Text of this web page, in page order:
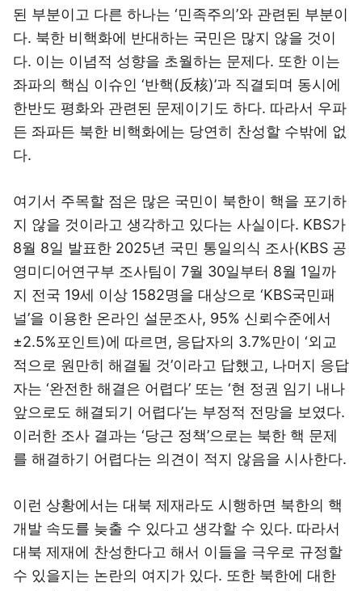
된 부분이고 다른 하나는 ‘민족주의’와 관련된 부분이
다. 북한 비핵화에 반대하는 국민은 많지 않을 것이
다. 이는 이념적 성향을 초월하는 문제다. 또한 이는
좌파의 핵심 이슈인 ‘반핵(反核)’과 직결되며 동시에
한반도 평화와 관련된 문제이기도 하다. 따라서 우파
든 좌파든 북한 비핵화에는 당연히 찬성할 수밖에 없
다.
여기서 주목할 점은 많은 국민이 북한이 핵을 포기하
지 않을 것이라고 생각하고 있다는 사실이다. KBS가
8월 8일 발표한 2025년 국민 통일의식 조사(KBS 공
영미디어연구부 조사팀이 7월 30일부터 8월 1일까
지 전국 19세 이상 1582명을 대상으로 ‘KBS국민패
널’을 이용한 온라인 설문조사, 95% 신뢰수준에서
±2.5%포인트)에 따르면, 응답자의 3.7%만이 ‘외교
적으로 원만히 해결될 것’이라고 답했고, 나머지 응답
자는 ‘완전한 해결은 어렵다’ 또는 ‘현 정권 임기 내나
앞으로도 해결되기 어렵다’는 부정적 전망을 보였다.
이러한 조사 결과는 ‘당근 정책’으로는 북한 핵 문제
를 해결하기 어렵다는 의견이 적지 않음을 시사한다.
이런 상황에서는 대북 제재라도 시행하면 북한의 핵
개발 속도를 늦출 수 있다고 생각할 수 있다. 따라서
대북 제재에 찬성한다고 해서 이들을 극우로 규정할
수 있을지는 논란의 여지가 있다. 또한 북한에 대한